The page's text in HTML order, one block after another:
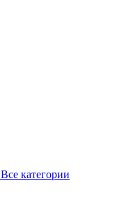
Все категории